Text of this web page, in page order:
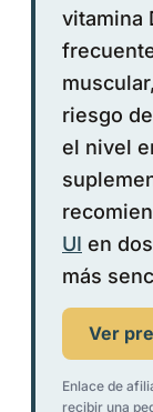
vitamina
riesgo
el nivel
UI en
más
Ver
Enlace de
recibir una